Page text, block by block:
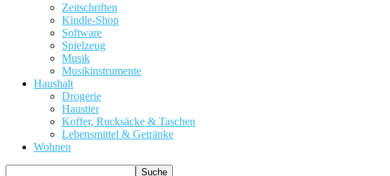
Zeitschriften
Kindle-Shop
Software
Spielzeug
Musik
Musikinstrumente
Haushalt
Drogerie
Haustier
Koffer, Rucksäcke & Taschen
Lebensmittel & Getränke
Wohnen